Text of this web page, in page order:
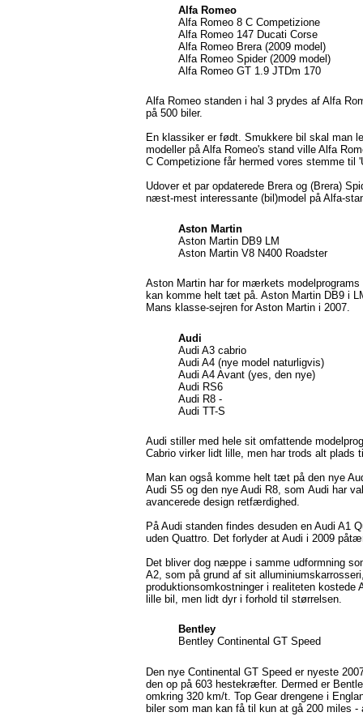
Alfa Romeo
Alfa Romeo 8 C Competizione
Alfa Romeo 147 Ducati Corse
Alfa Romeo Brera (2009 model)
Alfa Romeo Spider (2009 model)
Alfa Romeo GT 1.9 JTDm 170
Alfa Romeo standen i hal 3 prydes af Alfa
på 500 biler.
En klassiker er født. Smukkere bil skal man
modeller på Alfa Romeo's stand ville Alfa
C Competizione får hermed vores stemme
Udover et par opdaterede Brera og (Brera)
næst-mest interessante (bil)model på Alfa-
Aston Martin
Aston Martin DB9 LM
Aston Martin V8 N400 Roadster
Aston Martin har for mærkets
kan komme helt tæt på. Aston Martin DB9 i
Mans klasse-sejren for Aston Martin i 2007.
Audi
Audi A3 cabrio
Audi A4 (nye model naturligvis)
Audi A4 Avant (yes, den nye)
Audi RS6
Audi R8 -
Audi TT-S
Audi stiller med hele sit omfattende
Cabrio virker lidt lille, men har trods alt
Man kan også komme helt tæt på den nye
Audi S5 og den nye Audi R8, som Audi har
avancerede design retfærdighed.
På Audi standen findes desuden en Audi A1
uden Quattro. Det forlyder at Audi i 2009
Det bliver dog næppe i samme udformning
A2, som på grund af sit
produktionsomkostninger i realiteten
lille bil, men lidt dyr i forhold til størrelsen.
Bentley
Bentley Continental GT Speed
Den nye Continental GT Speed er nyeste
den op på 603 hestekræfter. Dermed er
omkring 320 km/t. Top Gear drengene i
biler som man kan få til kun at gå 200 miles